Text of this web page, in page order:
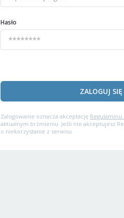
Hasło
ZALOGUJ SIĘ
Zalogowanie oznacza akceptację Regulaminu
aktualnym brzmieniu. Jeśli nie akceptujesz
o niekorzystanie z serwisu.